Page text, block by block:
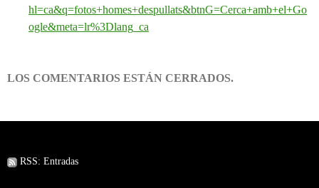
hl=ca&q=fotos+homes+despullats&btnG=Cerca+amb+el+Go
ogle&meta=lr%3Dlang_ca
LOS COMENTARIOS ESTÁN CERRADOS.
RSS: Entradas